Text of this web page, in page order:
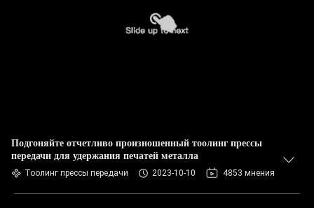
Подгоняйте отчетливо произношенный тоолинг прессы
передачи для удержания печатей металла
Тоолинг прессы передачи 2023-10-10 4853 мнения